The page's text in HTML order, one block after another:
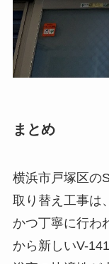
まとめ
横浜市戸塚区の
取り替え工事は
かつ丁寧に行わ
から新しいV-